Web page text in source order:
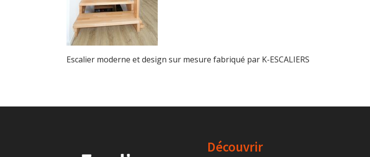
Escalier moderne et design sur mesure fabriqué par K-ESCALIERS
Découvrir